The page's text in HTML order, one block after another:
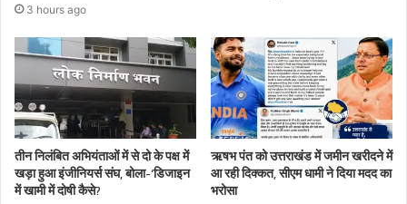
3 hours ago
तीन निलंबित अभियंताओं में से दो के पक्ष में
खड़ा हुआ इंजीनियर्स संघ, बोला-‘डिजाइन
में खामी में दोषी कैसे?
ऋषभ पंत को उत्तराखंड में जमीन खरीदने में
आ रही दिक्कत, सीएम धामी ने दिया मदद का
भरोसा